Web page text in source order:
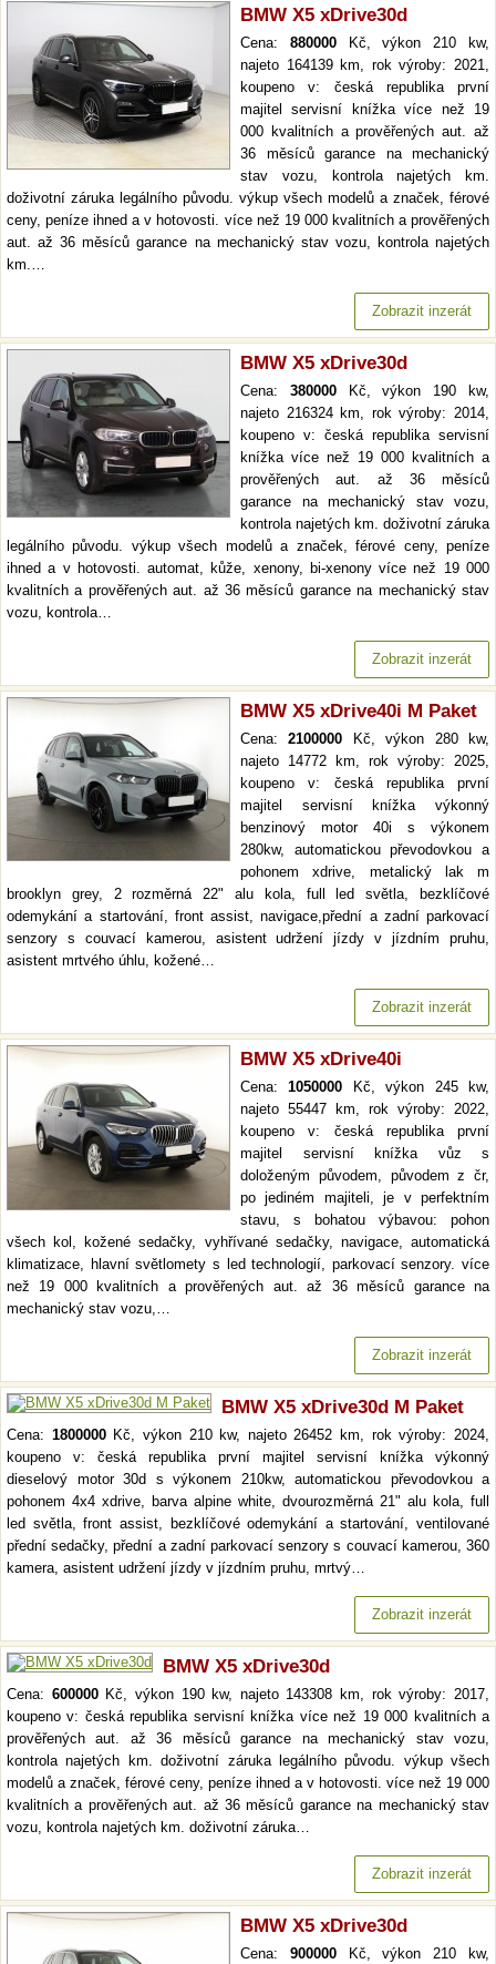
BMW X5 xDrive30d
Cena: 880000Kč, výkon 210 kw,
najeto 164139 km, rok výroby: 2021,
koupeno v: česká republika první
majitel servisní knížka více než 19
000 kvalitních a prověřených aut. až
36 měsíců garance na mechanický
stav vozu, kontrola najetých km.
doživotní záruka legálního původu. výkup všech modelů a značek, férové
ceny, peníze ihned a v hotovosti. více než 19 000 kvalitních a prověřených
aut. až 36 měsíců garance na mechanický stav vozu, kontrola najetých
km.…
Zobrazit inzerát
BMW X5 xDrive30d
Cena: 380000Kč, výkon 190 kw,
najeto 216324 km, rok výroby: 2014,
koupeno v: česká republika servisní
knížka více než 19 000 kvalitních a
prověřených aut. až 36 měsíců
garance na mechanický stav vozu,
kontrola najetých km. doživotní záruka
legálního původu. výkup všech modelů a značek, férové ceny, peníze
ihned a v hotovosti. automat, kůže, xenony, bi-xenony více než 19 000
kvalitních a prověřených aut. až 36 měsíců garance na mechanický stav
vozu, kontrola…
Zobrazit inzerát
BMW X5 xDrive40i M Paket
Cena:2100000 Kč, výkon 280 kw,
najeto 14772 km, rok výroby: 2025,
koupeno v: česká republika první
majitel servisní knížka výkonný
benzinový motor 40i s výkonem
280kw, automatickou převodovkou a
pohonem xdrive, metalický lak m
brooklyn grey, 2 rozměrná 22" alu kola, full led světla, bezklíčové
odemykání a startování, front assist, navigace,přední a zadní parkovací
senzory s couvací kamerou, asistent udržení jízdy v jízdním pruhu,
asistent mrtvého úhlu, kožené…
Zobrazit inzerát
BMW X5 xDrive40i
Cena:1050000 Kč, výkon 245 kw,
najeto 55447 km, rok výroby: 2022,
koupeno v: česká republika první
majitel servisní knížka vůz s
doloženým původem, původem z čr,
po jediném majiteli, je v perfektním
stavu, s bohatou výbavou: pohon
všech kol, kožené sedačky, vyhřívané sedačky, navigace, automatická
klimatizace, hlavní světlomety s led technologií, parkovací senzory. více
než 19 000 kvalitních a prověřených aut. až 36 měsíců garance na
mechanický stav vozu,…
Zobrazit inzerát
BMW X5 xDrive30d M Paket
Cena: 1800000Kč, výkon 210 kw, najeto 26452 km, rok výroby: 2024,
koupeno v: česká republika první majitel servisní knížka výkonný
dieselový motor 30d s výkonem 210kw, automatickou převodovkou a
pohonem 4x4 xdrive, barva alpine white, dvourozměrná 21" alu kola, full
led světla, front assist, bezklíčové odemykání a startování, ventilované
přední sedačky, přední a zadní parkovací senzory s couvací kamerou, 360
kamera, asistent udržení jízdy v jízdním pruhu, mrtvý…
Zobrazit inzerát
BMW X5 xDrive30d
Cena: 600000Kč, výkon 190 kw, najeto 143308 km, rok výroby: 2017,
koupeno v: česká republika servisní knížka více než 19 000 kvalitních a
prověřených aut. až 36 měsíců garance na mechanický stav vozu,
kontrola najetých km. doživotní záruka legálního původu. výkup všech
modelů a značek, férové ceny, peníze ihned a v hotovosti. více než 19 000
kvalitních a prověřených aut. až 36 měsíců garance na mechanický stav
vozu, kontrola najetých km. doživotní záruka…
Zobrazit inzerát
BMW X5 xDrive30d
Cena: 900000Kč, výkon 210 kw,